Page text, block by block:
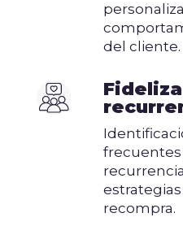
del cliente.
recompra.